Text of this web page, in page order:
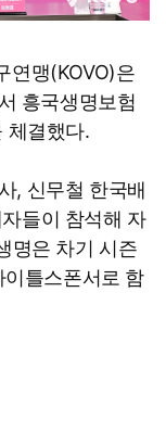
연맹(KOVO)은
흥국생명보험
체결했다.
, 신무철 한국배
들이 참석해 자
명은 차기 시즌
틀스폰서로 함